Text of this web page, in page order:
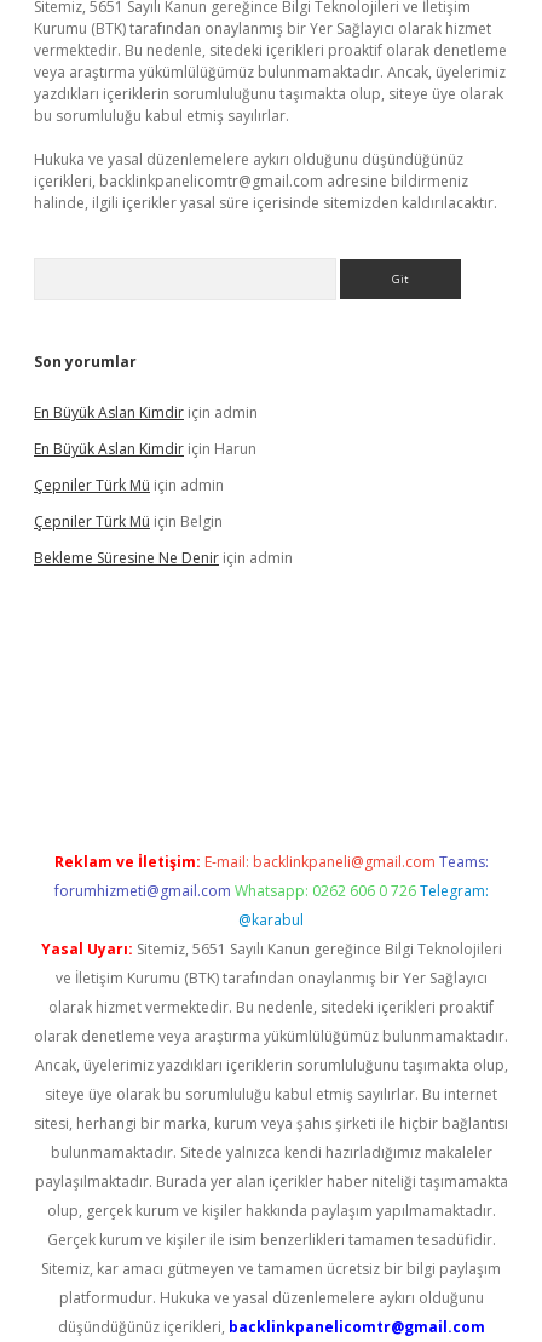
Sitemiz, 5651 Sayılı Kanun gereğince Bilgi Teknolojileri ve İletişim
Kurumu (BTK) tarafından onaylanmış bir Yer Sağlayıcı olarak hizmet
vermektedir. Bu nedenle, sitedeki içerikleri proaktif olarak denetleme
veya araştırma yükümlülüğümüz bulunmamaktadır. Ancak, üyelerimiz
yazdıkları içeriklerin sorumluluğunu taşımakta olup, siteye üye olarak
bu sorumluluğu kabul etmiş sayılırlar.
Hukuka ve yasal düzenlemelere aykırı olduğunu düşündüğünüz
içerikleri, backlinkpanelicomtr@gmail.com adresine bildirmeniz
halinde, ilgili içerikler yasal süre içerisinde sitemizden kaldırılacaktır.
Son yorumlar
En Büyük Aslan Kimdir için admin
En Büyük Aslan Kimdir için Harun
Çepniler Türk Mü için admin
Çepniler Türk Mü için Belgin
Bekleme Süresine Ne Denir için admin
Reklam ve İletişim: E-mail: backlinkpaneli@gmail.com Teams:
forumhizmeti@gmail.com Whatsapp: 0262 606 0 726 Telegram:
@karabul
Yasal Uyarı: Sitemiz, 5651 Sayılı Kanun gereğince Bilgi Teknolojileri
ve İletişim Kurumu (BTK) tarafından onaylanmış bir Yer Sağlayıcı
olarak hizmet vermektedir. Bu nedenle, sitedeki içerikleri proaktif
olarak denetleme veya araştırma yükümlülüğümüz bulunmamaktadır.
Ancak, üyelerimiz yazdıkları içeriklerin sorumluluğunu taşımakta olup,
siteye üye olarak bu sorumluluğu kabul etmiş sayılırlar. Bu internet
sitesi, herhangi bir marka, kurum veya şahıs şirketi ile hiçbir bağlantısı
bulunmamaktadır. Sitede yalnızca kendi hazırladığımız makaleler
paylaşılmaktadır. Burada yer alan içerikler haber niteliği taşımamakta
olup, gerçek kurum ve kişiler hakkında paylaşım yapılmamaktadır.
Gerçek kurum ve kişiler ile isim benzerlikleri tamamen tesadüfidir.
Sitemiz, kar amacı gütmeyen ve tamamen ücretsiz bir bilgi paylaşım
platformudur. Hukuka ve yasal düzenlemelere aykırı olduğunu
düşündüğünüz içerikleri, backlinkpanelicomtr@gmail.com